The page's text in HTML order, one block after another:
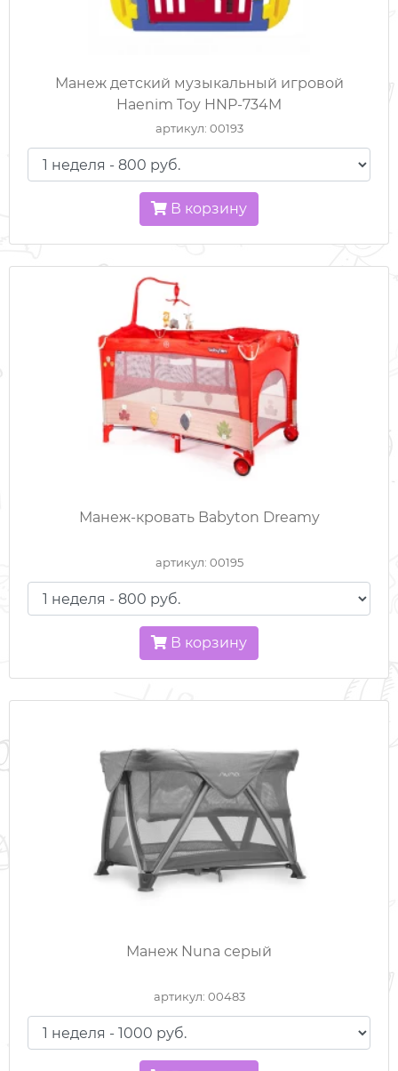
Манеж детский музыкальный игровой
Haenim Toy HNP-734M
артикул: 00193
В корзину
Манеж-кровать Babyton Dreamy
артикул: 00195
В корзину
Манеж Nuna серый
артикул: 00483